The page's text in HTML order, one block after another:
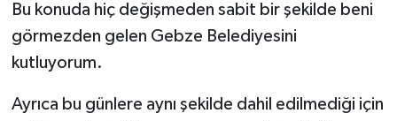
Bu konuda hiç değişmeden sabit bir şekilde beni
görmezden gelen Gebze Belediyesini
kutluyorum.
Ayrıca bu günlere aynı şekilde dahil edilmediği için